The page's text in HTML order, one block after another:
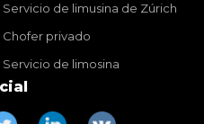
Servicio de limusina de Zúrich
Chofer privado
Servicio de limosina